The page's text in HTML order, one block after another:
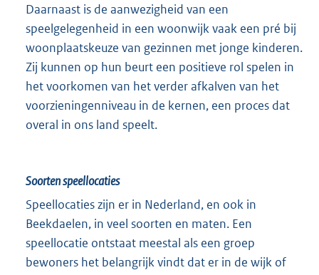
Daarnaast is de aanwezigheid van een
speelgelegenheid in een woonwijk vaak een pré bij
woonplaatskeuze van gezinnen met jonge kinderen.
Zij kunnen op hun beurt een positieve rol spelen in
het voorkomen van het verder afkalven van het
voorzieningenniveau in de kernen, een proces dat
overal in ons land speelt.
Soorten speellocaties
Speellocaties zijn er in Nederland, en ook in
Beekdaelen, in veel soorten en maten. Een
speellocatie ontstaat meestal als een groep
bewoners het belangrijk vindt dat er in de wijk of